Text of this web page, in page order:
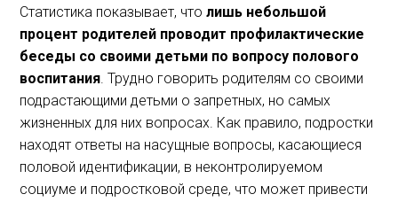
Статистика показывает, чтолишь небольшой
процент родителей проводит профилактические
беседы со своими детьми по вопросу полового
воспитания. Трудно говорить родителям со своими
подрастающими детьми о запретных, но самых
жизненных для них вопросах. Как правило, подростки
находят ответы на насущные вопросы, касающиеся
половой идентификации, в неконтролируемом
социуме и подростковой среде, что может привести